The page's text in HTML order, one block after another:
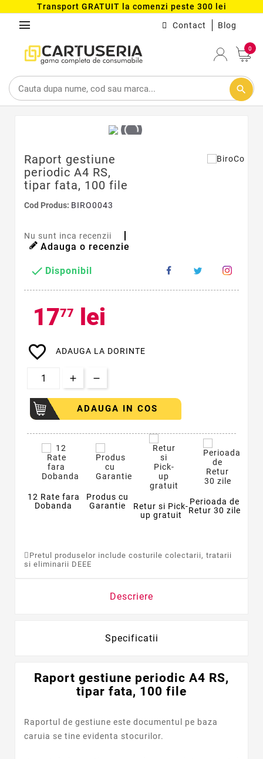
Transport GRATUIT la comenzi peste 300 lei
menu Contact Blog
0
search
Raport gestiune
periodic A4 RS,
tipar fata, 100 file
Cod Produs: BIRO0043
Nu sunt inca recenzii
Adauga o recenzie
 Disponibil
1777 lei
favorite_border ADAUGA LA DORINTE
ADAUGA IN COS
12 Rate fara
Dobanda
Produs cu
Garantie
Retur si Pick-
up gratuit
Perioada de
Retur 30 zile
Pretul produselor include costurile colectarii, tratarii
si eliminarii DEEE
Descriere
Specificatii
Raport gestiune periodic A4 RS,
tipar fata, 100 file
Raportul de gestiune este documentul pe baza
caruia se tine evidenta stocurilor.